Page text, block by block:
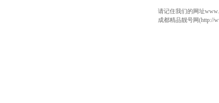
请记住我们的网址
成都精品靓号网(http://